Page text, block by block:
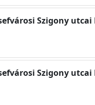
Szigony
Szigony